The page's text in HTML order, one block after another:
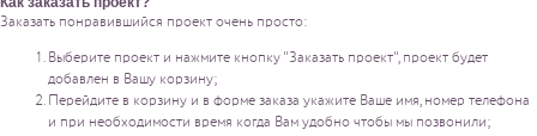
Заказать понравившийся проект очень просто:
Выберите проект и нажмите кнопку "Заказать проект", проект будет
добавлен в Вашу корзину;
Перейдите в корзину и в форме заказа укажите Ваше имя, номер телефона
и при необходимости время когда Вам удобно чтобы мы позвонили;